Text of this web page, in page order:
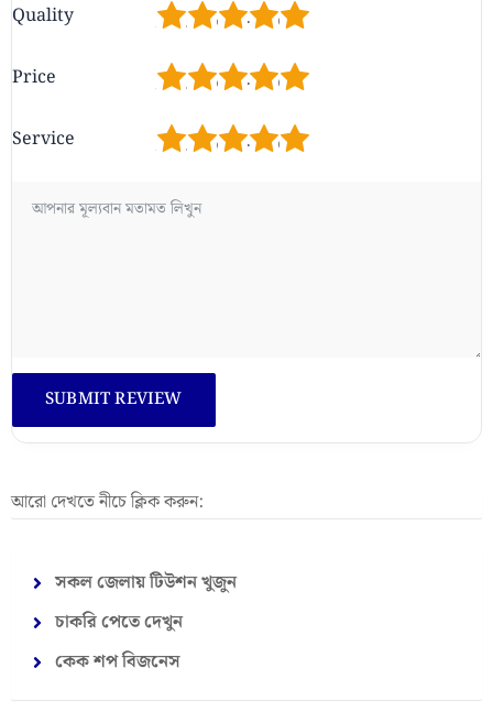
Quality 5
4
3
2
Price 5
4
3
2
Service 5
4
3
2
আরো দেখতে নীচে ক্লিক করুন:
সকল জেলায় টিউশন খুজুন
চাকরি পেতে দেখুন
কেক শপ বিজনেস